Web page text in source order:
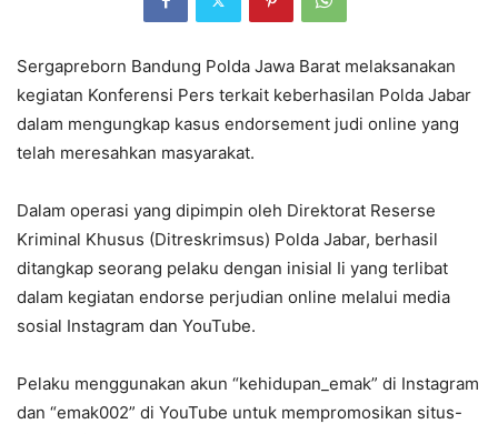
Sergapreborn Bandung Polda Jawa Barat melaksanakan
kegiatan Konferensi Pers terkait keberhasilan Polda Jabar
dalam mengungkap kasus endorsement judi online yang
telah meresahkan masyarakat.
Dalam operasi yang dipimpin oleh Direktorat Reserse
Kriminal Khusus (Ditreskrimsus) Polda Jabar, berhasil
ditangkap seorang pelaku dengan inisial Ii yang terlibat
dalam kegiatan endorse perjudian online melalui media
sosial Instagram dan YouTube.
Pelaku menggunakan akun “kehidupan_emak” di Instagram
dan “emak002” di YouTube untuk mempromosikan situs-